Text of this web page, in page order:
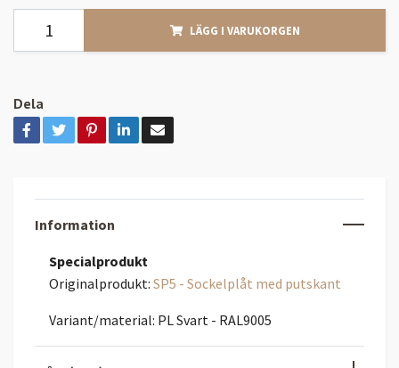
LÄGG I VARUKORGEN
Dela
Information
Specialprodukt
Originalprodukt: SP5 - Sockelplåt med putskant
Variant/material: PL Svart - RAL9005